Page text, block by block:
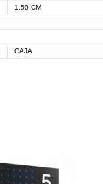
1.50 CM
CAJA